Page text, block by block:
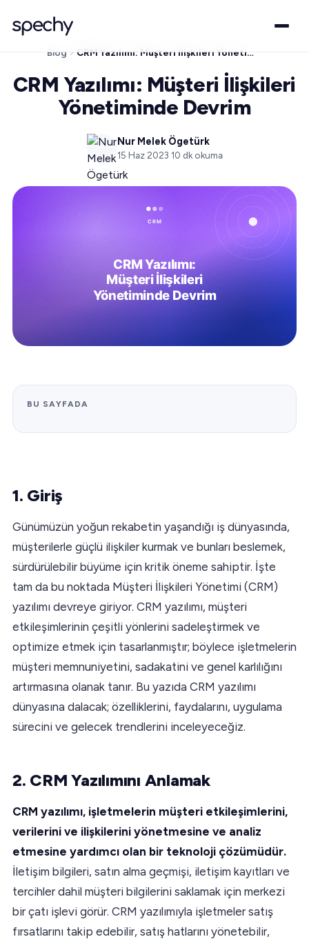
Blog CRM Yazılımı: Müşteri İlişkileri Yönetiminde Devrim
CRM Yazılımı: Müşteri İlişkileri
Yönetiminde Devrim
Nur Melek Ögetürk
15 Haz 2023·10 dk okuma
BU SAYFADA
1. Giriş
Günümüzün yoğun rekabetin yaşandığı iş dünyasında,
müşterilerle güçlü ilişkiler kurmak ve bunları beslemek,
sürdürülebilir büyüme için kritik öneme sahiptir. İşte
tam da bu noktada Müşteri İlişkileri Yönetimi (CRM)
yazılımı devreye giriyor. CRM yazılımı, müşteri
etkileşimlerinin çeşitli yönlerini sadeleştirmek ve
optimize etmek için tasarlanmıştır; böylece işletmelerin
müşteri memnuniyetini, sadakatini ve genel karlılığını
artırmasına olanak tanır. Bu yazıda CRM yazılımı
dünyasına dalacak; özelliklerini, faydalarını, uygulama
sürecini ve gelecek trendlerini inceleyeceğiz.
2. CRM Yazılımını Anlamak
CRM yazılımı, işletmelerin müşteri etkileşimlerini,
verilerini ve ilişkilerini yönetmesine ve analiz
etmesine yardımcı olan bir teknoloji çözümüdür.
İletişim bilgileri, satın alma geçmişi, iletişim kayıtları ve
tercihler dahil müşteri bilgilerini saklamak için merkezi
bir çatı işlevi görür. CRM yazılımıyla işletmeler satış
fırsatlarını takip edebilir, satış hatlarını yönetebilir,